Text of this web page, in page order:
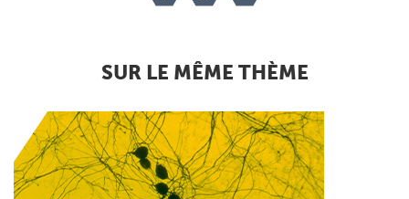
SUR LE MÊME THÈME